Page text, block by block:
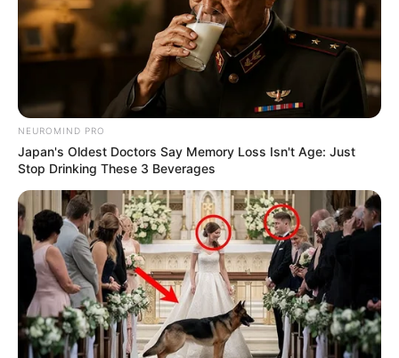
NEUROMIND PRO
Japan's Oldest Doctors Say Memory Loss Isn't Age: Just
Stop Drinking These 3 Beverages